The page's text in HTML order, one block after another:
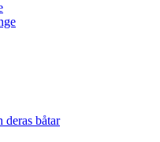
deras båtar